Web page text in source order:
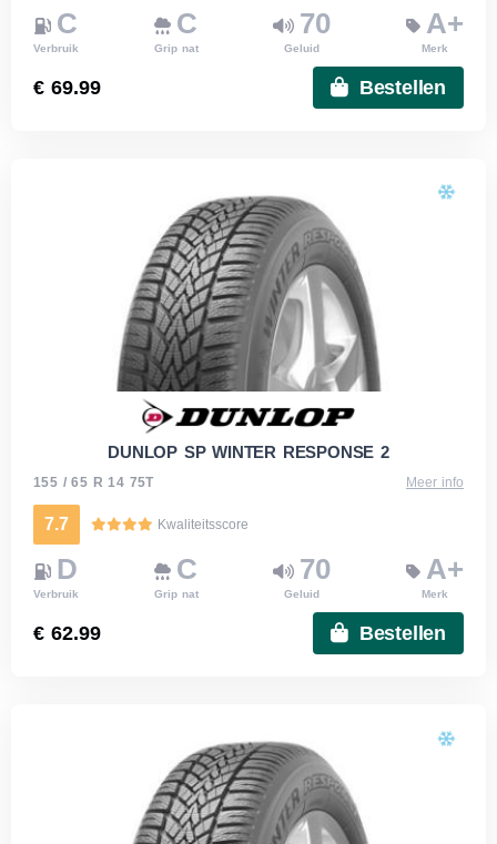
C
Verbruik
C
Grip nat
70
Geluid
A+
Merk
€ 69.99 Bestellen
DUNLOP SP WINTER RESPONSE 2
155 / 65 R 14 75T Meer info
7.7 Kwaliteitsscore
D
Verbruik
C
Grip nat
70
Geluid
A+
Merk
€ 62.99 Bestellen